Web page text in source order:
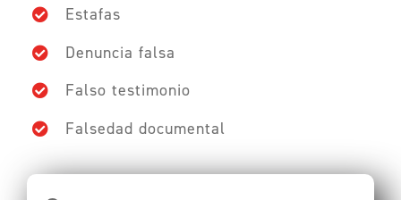
Estafas
Denuncia falsa
Falso testimonio
Falsedad documental